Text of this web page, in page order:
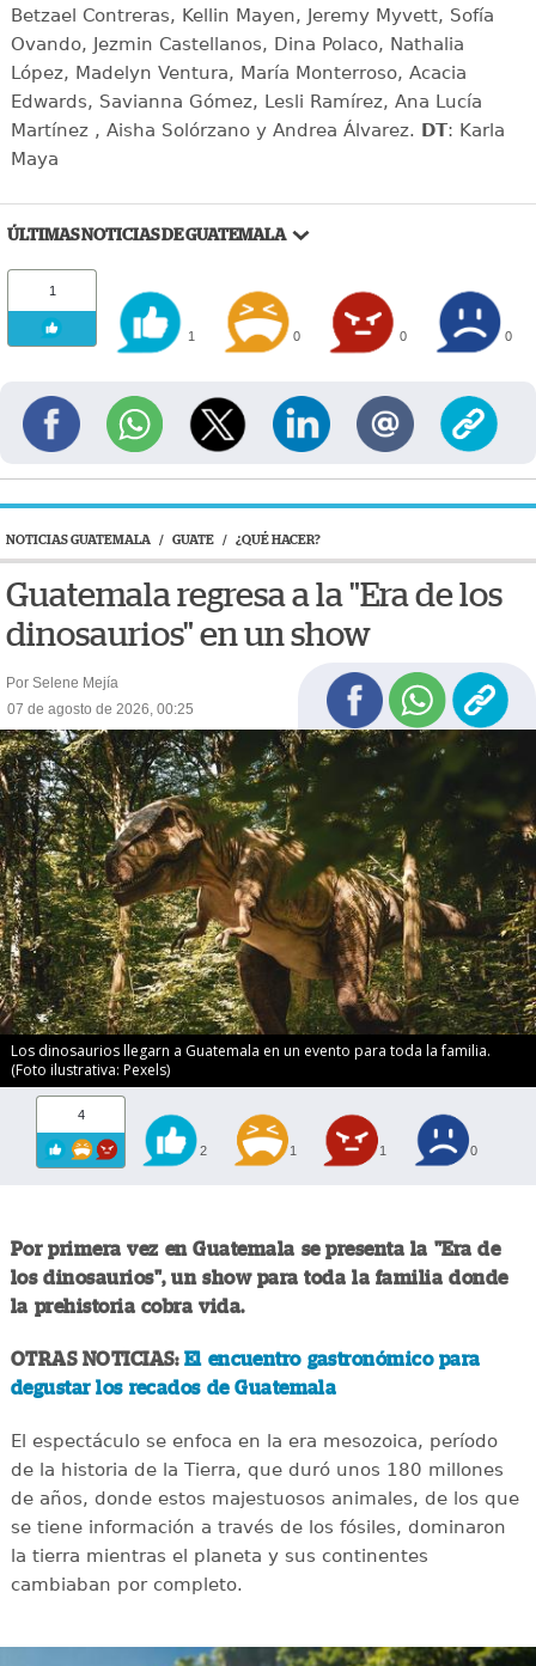
Betzael Contreras, Kellin Mayen, Jeremy Myvett, Sofía
Ovando, Jezmin Castellanos, Dina Polaco, Nathalia
López, Madelyn Ventura, María Monterroso, Acacia
Edwards, Savianna Gómez, Lesli Ramírez, Ana Lucía
Martínez , Aisha Solórzano y Andrea Álvarez. DT: Karla
Maya
ÚLTIMAS NOTICIAS DE GUATEMALA
1
1 0 0 0
NOTICIAS GUATEMALA / GUATE / ¿QUÉ HACER?
Guatemala regresa a la "Era de los
dinosaurios" en un show
Por Selene Mejía
07 de agosto de 2026, 00:25
Los dinosaurios llegarn a Guatemala en un evento para toda la familia.
(Foto ilustrativa: Pexels)
4
2 1 1 0
Por primera vez en Guatemala se presenta la "Era de
los dinosaurios", un show para toda la familia donde
la prehistoria cobra vida.
OTRAS NOTICIAS: El encuentro gastronómico para
degustar los recados de Guatemala
El espectáculo se enfoca en la era mesozoica, período
de la historia de la Tierra, que duró unos 180 millones
de años, donde estos majestuosos animales, de los que
se tiene información a través de los fósiles, dominaron
la tierra mientras el planeta y sus continentes
cambiaban por completo.